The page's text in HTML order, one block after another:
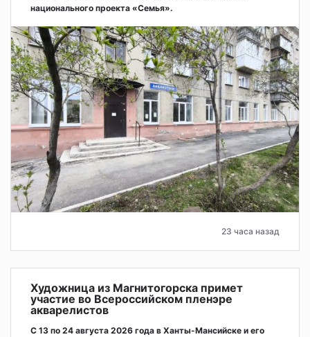
национального проекта «Семья».
23 часа назад
Художница из Магнитогорска примет
участие во Всероссийском пленэре
акварелистов
С 13 по 24 августа 2026 года в Ханты-Мансийске и его